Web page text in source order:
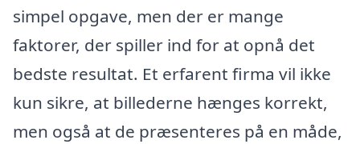
simpel opgave, men der er mange
faktorer, der spiller ind for at opnå det
bedste resultat. Et erfarent firma vil ikke
kun sikre, at billederne hænges korrekt,
men også at de præsenteres på en måde,